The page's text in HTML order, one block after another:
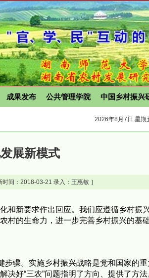
成果发布 公共管理学院 中国乡村振兴
2026年8月7日 星期
展新模式
时间：2018-03-21 录入：王惠敏 ］
和新要求作出回应。我们应遵循乡村振
的生命力，进一步完善乡村振兴的基础
步骤。实施乡村振兴战略是党和国家的
好“三农”问题指明了方向、提供了方法